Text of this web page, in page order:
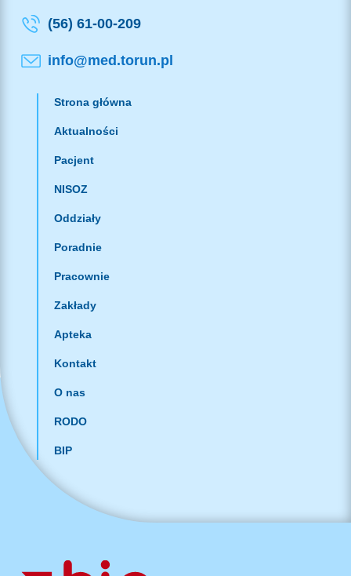
(56) 61-00-209
info@med.torun.pl
Strona główna
Aktualności
Pacjent
NISOZ
Oddziały
Poradnie
Pracownie
Zakłady
Apteka
Kontakt
O nas
RODO
BIP